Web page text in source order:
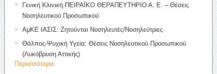
Γενική Κλινική ΠΕΙΡΑΪΚΟ ΘΕΡΑΠΕΥΤΗΡΙΟ Α. Ε. – Θέσεις
Νοσηλευτικού Προσωπικού
ΑμΚΕ ΙΑΣΙΣ: Ζητούνται Νοσηλευτές/Νοσηλεύτριες
Θάλπος-Ψυχική Υγεία: Θέσεις Νοσηλευτικού Προσωπικού
(Λυκόβρυση Αττικής)
Περισσότερα